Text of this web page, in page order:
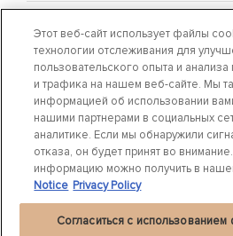
О НАС
ГДЕ КУПИТЬ
СВЯЖИТЕСЬ С НАМИ
Этот веб-сайт использует файлы
технологии отслеживания для
пользовательского опыта и
и трафика на нашем веб-сайте. Мы
информацией об использовании
нашими партнерами в социальных
аналитике. Если мы обнаружили
отказа, он будет принят во
информацию можно получить в
Notice Privacy Policy
Согласиться с